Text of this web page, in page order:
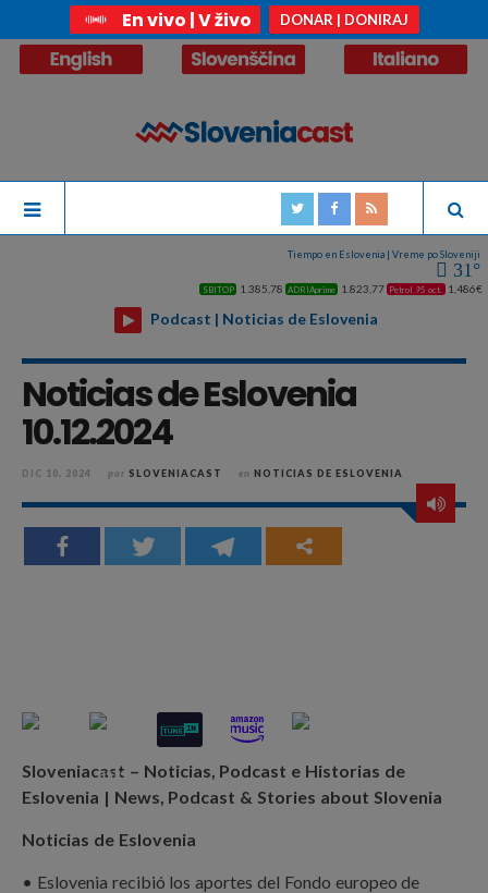
En vivo | V živo DONAR | DONIRAJ
Tiempo en Eslovenia | Vreme po Sloveniji
31°
SBITOP 1.385,78 ADRIAprime 1.823,77 Petrol 95 oct. 1,486€
Podcast | Noticias de Eslovenia
Noticias de Eslovenia
10.12.2024
DIC 10, 2024 por SLOVENIACAST en NOTICIAS DE ESLOVENIA
Sloveniacast – Noticias, Podcast e Historias de
Eslovenia | News, Podcast & Stories about Slovenia
Noticias de Eslovenia
• Eslovenia recibió los aportes del Fondo europeo de